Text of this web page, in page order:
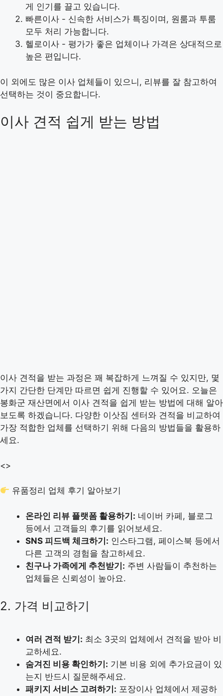
게 인기를 끌고 있습니다.
빠른이사 - 신속한 서비스가 특징이며, 원룸과 투룸
모두 처리 가능합니다.
헬로이사 - 평가가 좋은 업체이나 가격은 상대적으로
높은 편입니다.
이 외에도 많은 이사 업체들이 있으니, 리뷰를 잘 참고하여
선택하는 것이 중요합니다.
이사 견적 쉽게 받는 방법
이사 견적을 받는 과정은 꽤 복잡하게 느껴질 수 있지만, 몇
가지 간단한 단계만 따르면 쉽게 진행할 수 있어요. 오늘은
봉화군 재산면에서 이사 견적을 쉽게 받는 방법에 대해 알아
보도록 하겠습니다. 다양한 이삿짐 센터와 견적을 비교하여
가장 적합한 업체를 선택하기 위해 다음의 방법들을 활용하
세요.
<>
유품정리 업체 후기 알아보기
온라인 리뷰 플랫폼 활용하기: 네이버 카페, 블로그
등에서 고객들의 후기를 읽어보세요.
SNS 피드백 체크하기: 인스타그램, 페이스북 등에서
다른 고객의 경험을 참고하세요.
친구나 가족에게 추천받기: 주변 사람들이 추천하는
업체들은 신뢰성이 높아요.
2. 가격 비교하기
여러 견적 받기: 최소 3곳의 업체에서 견적을 받아 비
교하세요.
숨겨진 비용 확인하기: 기본 비용 외에 추가요금이 있
는지 반드시 질문해주세요.
패키지 서비스 고려하기: 포장이사 업체에서 제공하